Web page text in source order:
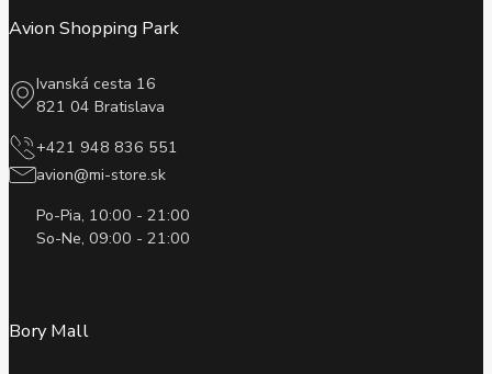
Avion Shopping Park
Ivanská cesta 16
821 04 Bratislava
+421 948 836 551
avion@mi-store.sk
Po-Pia, 10:00 - 21:00
So-Ne, 09:00 - 21:00
Bory Mall